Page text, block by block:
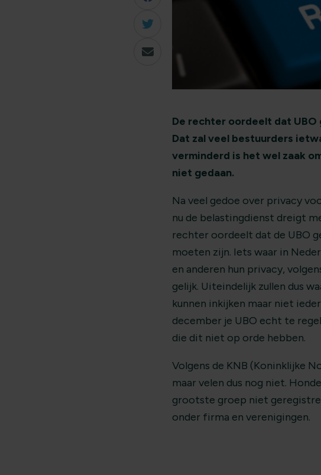
De rechter oordeelt dat
Dat zal veel bestuurders
verminderd is het wel zaak
niet gedaan.
Na veel gedoe over privacy
nu de belastingdienst dreigt
rechter oordeelt dat de UBO
moeten zijn. Iets waar in
en anderen hun privacy,
gelijk. Uiteindelijk zullen dus
kunnen inkijken maar niet
december je UBO echt te
die dit niet op orde hebben.
Volgens de KNB (Koninklijke
maar velen dus nog niet.
grootste groep niet
onder firma en verenigingen.